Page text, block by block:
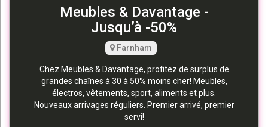
Meubles & Davantage -
Jusqu’à -50%
Farnham
Chez Meubles & Davantage, profitez de surplus de
grandes chaînes à 30 à 50% moins cher! Meubles,
électros, vêtements, sport, aliments et plus.
Nouveaux arrivages réguliers. Premier arrivé, premier
servi!